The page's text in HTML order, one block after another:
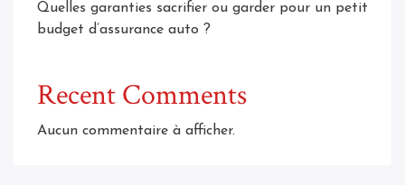
Quelles garanties sacrifier ou garder pour un petit
budget d’assurance auto ?
Recent Comments
Aucun commentaire à afficher.